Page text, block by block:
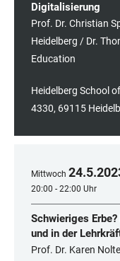
Digitalisierung
Prof. Dr. Christian
Heidelberg / Dr.
Education
Heidelberg School
4330, 69115
Mittwoch 24.5.
20:00 - 22:00 Uhr
Schwieriges
und in der
Prof. Dr. Karen